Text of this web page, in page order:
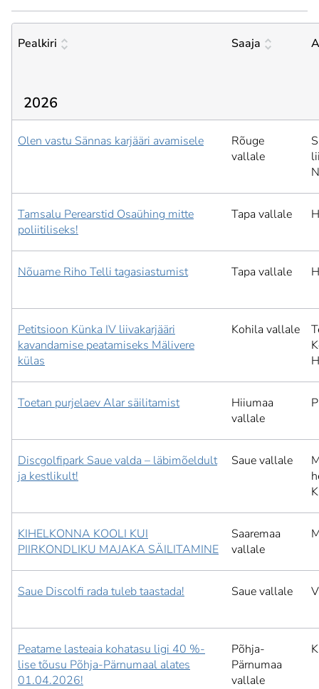
Pealkiri Saaja
2026
Olen vastu Sännas karjääri avamisele
Rõuge
vallale
Tamsalu Perearstid Osaühing mitte
poliitiliseks!
Tapa vallale
Nõuame Riho Telli tagasiastumist Tapa vallale
Petitsioon Künka IV liivakarjääri
kavandamise peatamiseks Mälivere
külas
Kohila vallale
Toetan purjelaev Alar säilitamist
Hiiumaa
vallale
Discgolfipark Saue valda – läbimõeldult
ja kestlikult!
Saue vallale
KIHELKONNA KOOLI KUI
PIIRKONDLIKU MAJAKA SÄILITAMINE
Saaremaa
vallale
Saue Discolfi rada tuleb taastada! Saue vallale
Peatame lasteaia kohatasu ligi 40 %-
lise tõusu Põhja-Pärnumaal alates
01.04.2026!
Põhja-
Pärnumaa
vallale